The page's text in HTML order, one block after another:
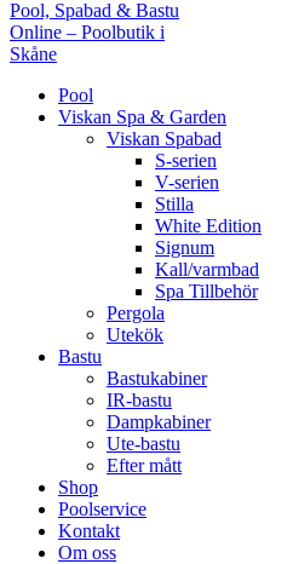
Pool
Viskan Spa & Garden
Viskan Spabad
S-serien
V-serien
Stilla
White Edition
Signum
Kall/varmbad
Spa Tillbehör
Pergola
Utekök
Bastu
Bastukabiner
IR-bastu
Dampkabiner
Ute-bastu
Efter mått
Shop
Poolservice
Kontakt
Om oss